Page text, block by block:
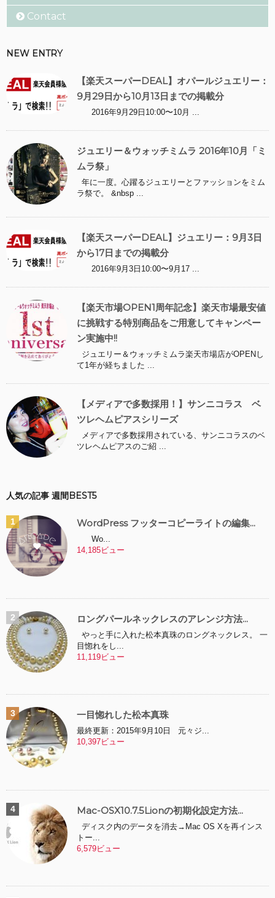
Contact
NEW ENTRY
【楽天スーパーDEAL】オパールジュエリー：
9月29日から10月13日までの掲載分
2016年9月29日10:00〜10月 ...
ジュエリー＆ウォッチミムラ 2016年10月「ミ
ムラ祭」
年に一度。心躍るジュエリーとファッションをミム
ラ祭で。 &nbsp ...
【楽天スーパーDEAL】ジュエリー：9月3日
から17日までの掲載分
2016年9月3日10:00〜9月17 ...
【楽天市場OPEN1周年記念】楽天市場最安値
に挑戦する特別商品をご用意してキャンペー
ン実施中!!
ジュエリー＆ウォッチミムラ楽天市場店がOPENし
て1年が経ちました ...
【メディアで多数採用！】サンニコラス ベ
ツレヘムピアスシリーズ
メディアで多数採用されている、サンニコラスのベ
ツレヘムピアスのご紹 ...
人気の記事 週間BEST5
WordPress フッターコピーライトの編集...
Wo...
14,185ビュー
ロングパールネックレスのアレンジ方法...
やっと手に入れた松本真珠のロングネックレス。 一
目惚れをし...
11,119ビュー
一目惚れした松本真珠
最終更新：2015年9月10日 元々ジ...
10,397ビュー
Mac-OSX10.7.5Lionの初期化設定方法...
ディスク内のデータを消去→Mac OS Xを再インス
トー...
6,579ビュー